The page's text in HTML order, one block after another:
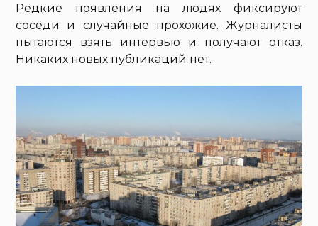
Редкие появления на людях фиксируют
соседи и случайные прохожие. Журналисты
пытаются взять интервью и получают отказ.
Никаких новых публикаций нет.